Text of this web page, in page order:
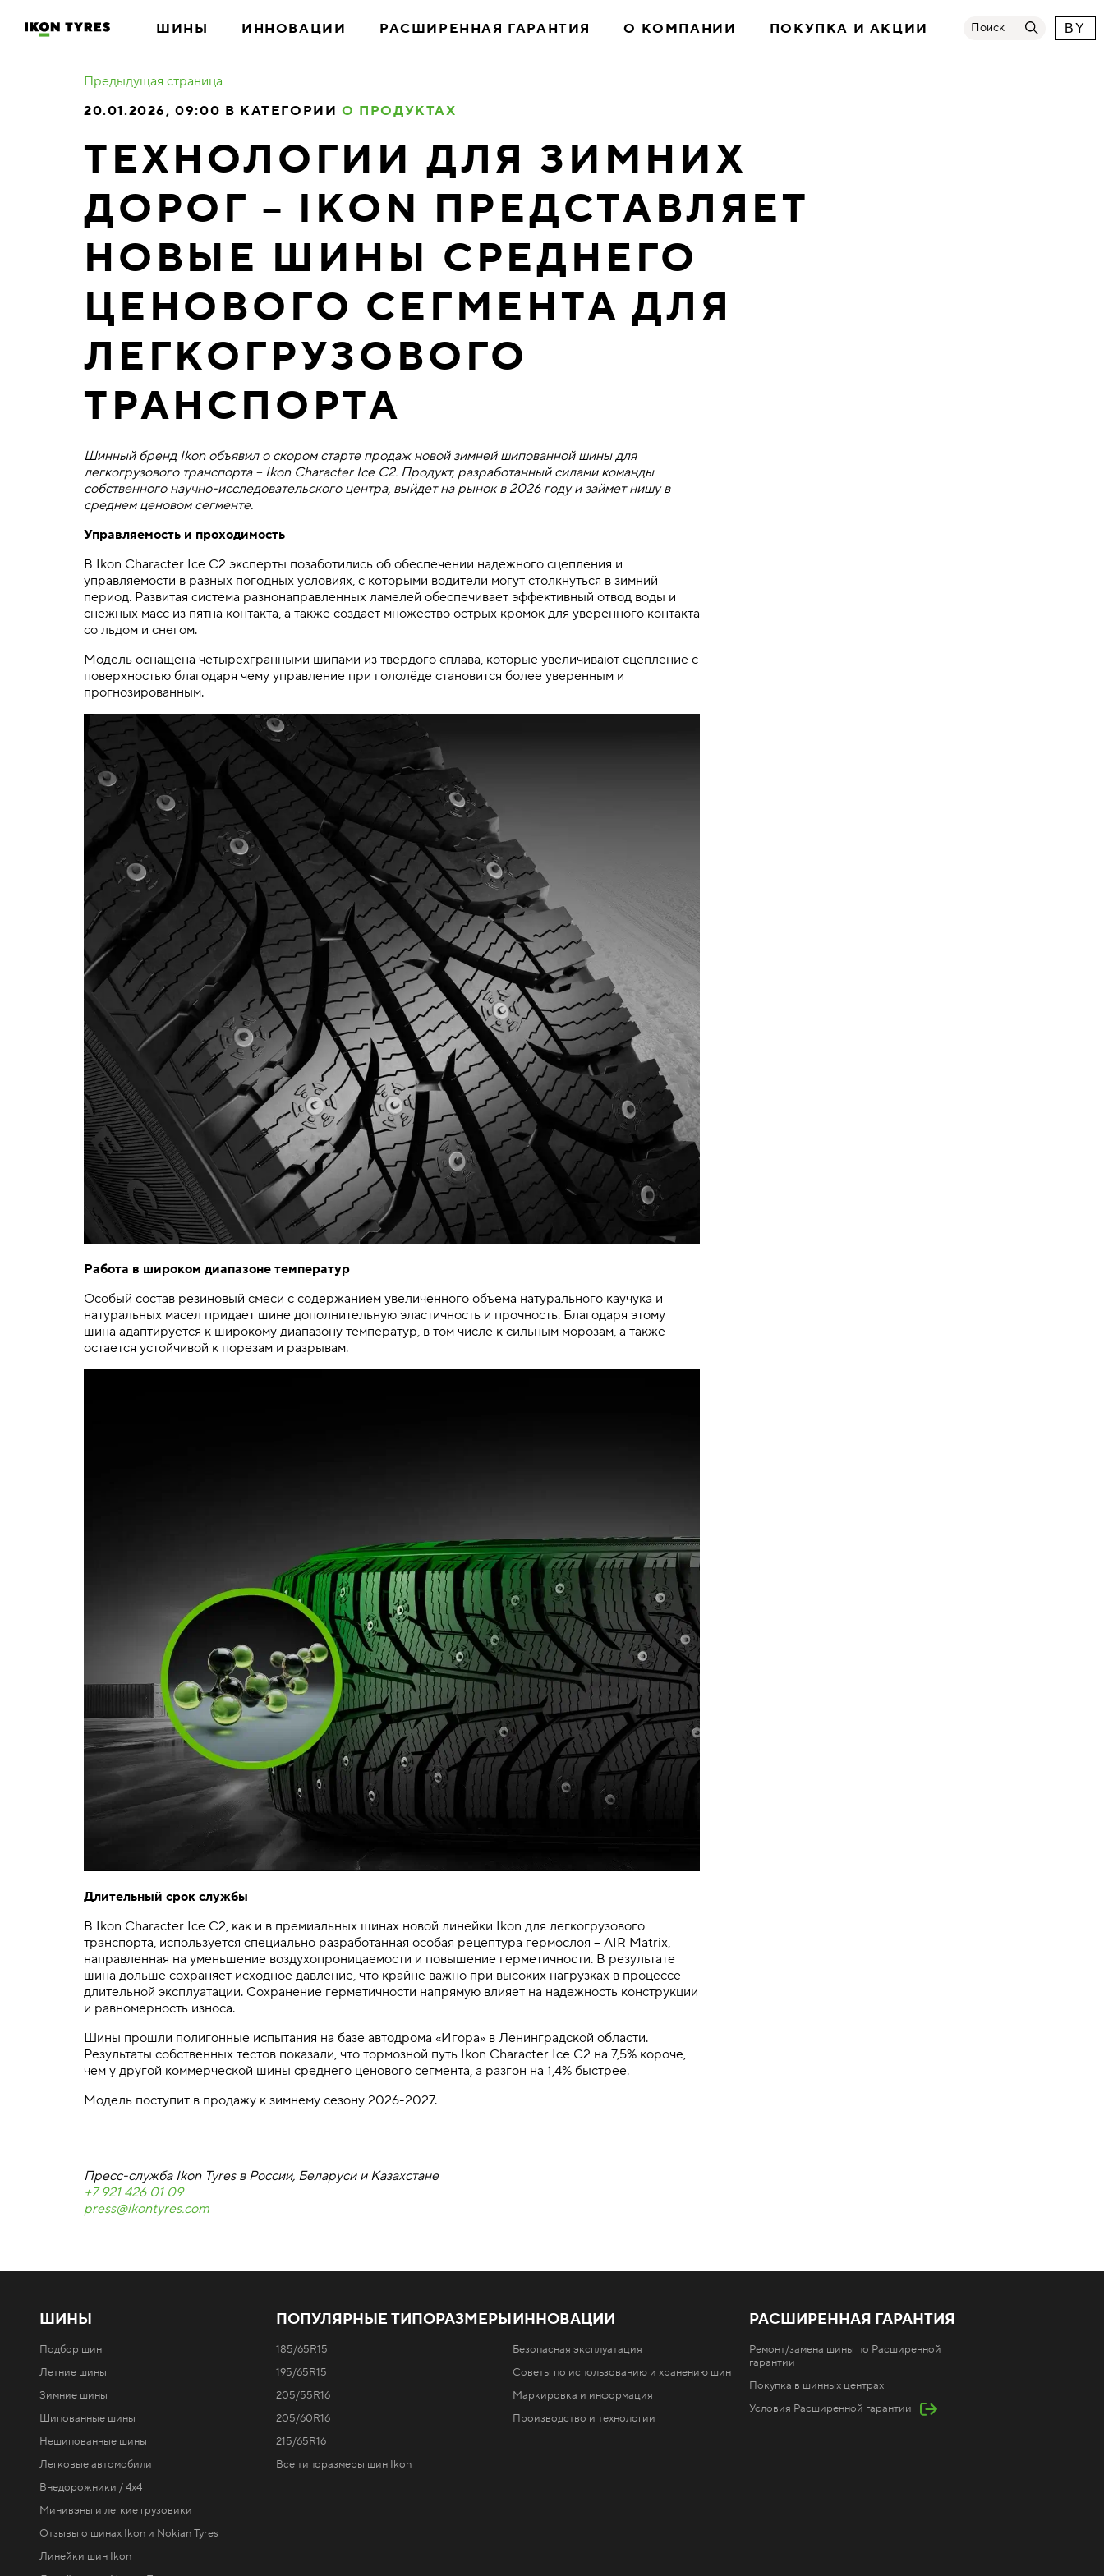
ШИНЫ ИННОВАЦИИ РАСШИРЕННАЯ ГАРАНТИЯ О КОМПАНИИ ПОКУПКА И АКЦИИ Поиск BY
Предыдущая страница
20.01.2026, 09:00 В КАТЕГОРИИ О ПРОДУКТАХ
ТЕХНОЛОГИИ ДЛЯ ЗИМНИХ
ДОРОГ – IKON ПРЕДСТАВЛЯЕТ
НОВЫЕ ШИНЫ СРЕДНЕГО
ЦЕНОВОГО СЕГМЕНТА ДЛЯ
ЛЕГКОГРУЗОВОГО
ТРАНСПОРТА
Шинный бренд Ikon объявил о скором старте продаж новой зимней шипованной шины для
легкогрузового транспорта – Ikon Character Ice C2. Продукт, разработанный силами команды
собственного научно-исследовательского центра, выйдет на рынок в 2026 году и займет нишу в
среднем ценовом сегменте.
Управляемость и проходимость
В Ikon Character Ice C2 эксперты позаботились об обеспечении надежного сцепления и
управляемости в разных погодных условиях, с которыми водители могут столкнуться в зимний
период. Развитая система разнонаправленных ламелей обеспечивает эффективный отвод воды и
снежных масс из пятна контакта, а также создает множество острых кромок для уверенного контакта
со льдом и снегом.
Модель оснащена четырехгранными шипами из твердого сплава, которые увеличивают сцепление с
поверхностью благодаря чему управление при гололёде становится более уверенным и
прогнозированным.
Работа в широком диапазоне температур
Особый состав резиновый смеси с содержанием увеличенного объема натурального каучука и
натуральных масел придает шине дополнительную эластичность и прочность. Благодаря этому
шина адаптируется к широкому диапазону температур, в том числе к сильным морозам, а также
остается устойчивой к порезам и разрывам.
Длительный срок службы
В Ikon Character Ice C2, как и в премиальных шинах новой линейки Ikon для легкогрузового
транспорта, используется специально разработанная особая рецептура гермослоя – AIR Matrix,
направленная на уменьшение воздухопроницаемости и повышение герметичности. В результате
шина дольше сохраняет исходное давление, что крайне важно при высоких нагрузках в процессе
длительной эксплуатации. Сохранение герметичности напрямую влияет на надежность конструкции
и равномерность износа.
Шины прошли полигонные испытания на базе автодрома «Игора» в Ленинградской области.
Результаты собственных тестов показали, что тормозной путь Ikon Character Ice C2 на 7,5% короче,
чем у другой коммерческой шины среднего ценового сегмента, а разгон на 1,4% быстрее.
Модель поступит в продажу к зимнему сезону 2026-2027.
Пресс-служба Ikon Tyres в России, Беларуси и Казахстане
+7 921 426 01 09
press@ikontyres.com
ШИНЫ
Подбор шин
Летние шины
Зимние шины
Шипованные шины
Нешипованные шины
Легковые автомобили
Внедорожники / 4x4
Минивэны и легкие грузовики
Отзывы о шинах Ikon и Nokian Tyres
Линейки шин Ikon
ПОПУЛЯРНЫЕ ТИПОРАЗМЕРЫ
185/65R15
195/65R15
205/55R16
205/60R16
215/65R16
Все типоразмеры шин Ikon
ИННОВАЦИИ
Безопасная эксплуатация
Советы по использованию и хранению шин
Маркировка и информация
Производство и технологии
РАСШИРЕННАЯ ГАРАНТИЯ
Ремонт/замена шины по Расширенной
гарантии
Покупка в шинных центрах
Условия Расширенной гарантии